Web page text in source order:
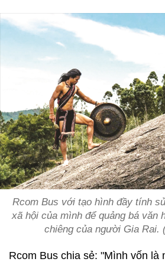
Rcom Bus với tạo hình đầy tính
xã hội của mình để quảng bá văn
chiêng của người Gia Rai.
Rcom Bus chia sẻ: "Mình vốn là